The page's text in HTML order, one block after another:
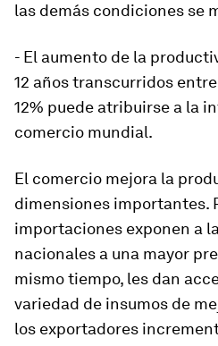
las demás condiciones se
- El aumento de la
12 años transcurridos
12% puede atribuirse a la
comercio mundial.
El comercio mejora la
dimensiones importantes.
importaciones exponen a
nacionales a una mayor
mismo tiempo, les dan
variedad de insumos de
los exportadores